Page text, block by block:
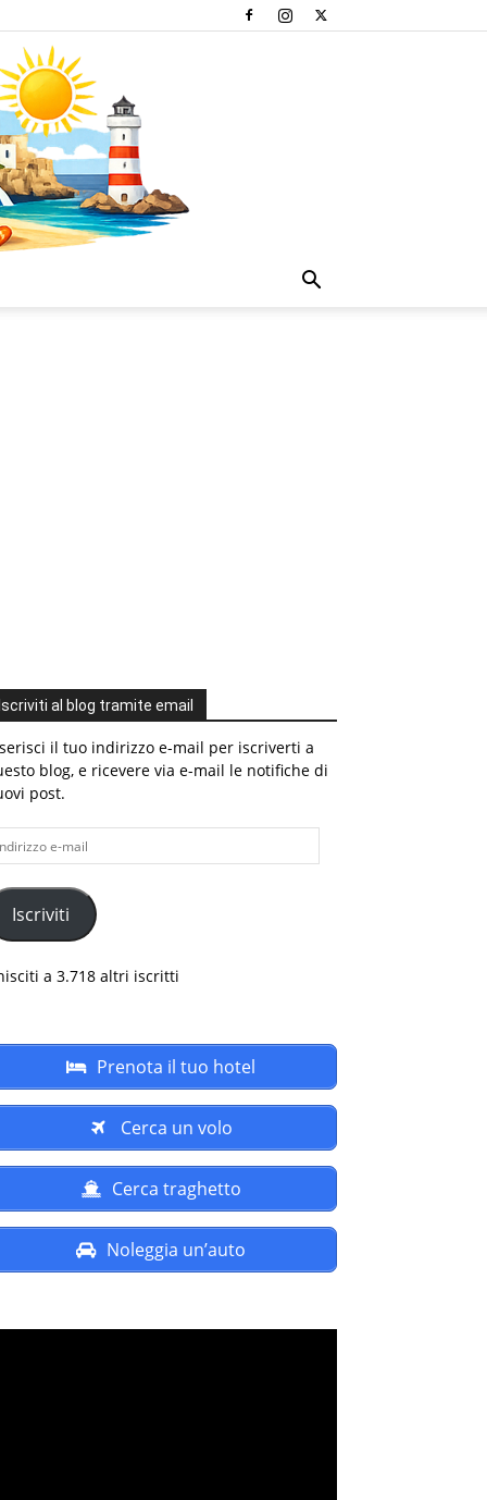
Iscriviti al blog tramite email
il tuo indirizzo e-mail per iscriverti a
blog, e ricevere via e-mail le notifiche di
post.
Iscriviti
a 3.718 altri iscritti
Prenota il tuo hotel
Cerca un volo
Cerca traghetto
Noleggia un’auto